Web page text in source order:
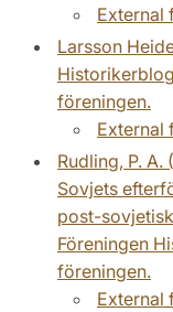
External
Larsson
föreningen.
External
Rudling, P.
Sovjets
post-
Föreningen
föreningen.
External